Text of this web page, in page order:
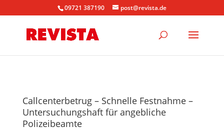
09721 387190 post@revista.de
Callcenterbetrug – Schnelle Festnahme –
Untersuchungshaft für angebliche
Polizeibeamte